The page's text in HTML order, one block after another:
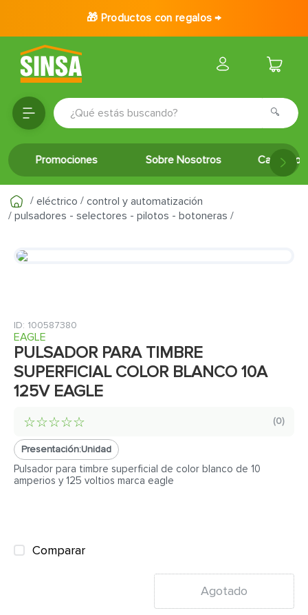
🎁 Productos con regalos →
¿Qué estás buscando?
Promociones Sobre Nosotros Catálogo
eléctrico
control y automatización
pulsadores - selectores - pilotos - botoneras
: 100587380
EAGLE
PULSADOR PARA TIMBRE
SUPERFICIAL COLOR BLANCO 10A
125V EAGLE
☆☆☆☆☆ (0)
Presentación:Unidad
Pulsador para timbre superficial de color blanco de 10
amperios y 125 voltios marca eagle
Comparar
Agotado
TÉRMINOS MÁS BUSCADOS
1.
porcelanato
2.
ceramica
3.
baldosa
9.
pantry